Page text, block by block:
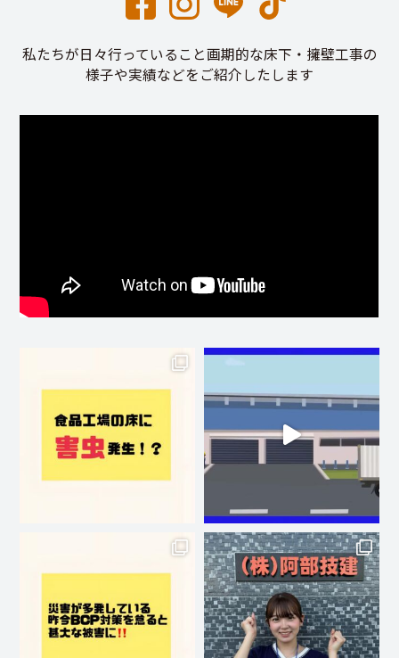
私たちが日々行っていること画期的な床下・擁壁工事の
様子や実績などをご紹介したします